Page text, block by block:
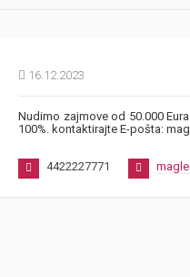
16.12.2023
Nudimo zajmove od 50.000
100%. kontaktirajte E-pošta:
4422227771